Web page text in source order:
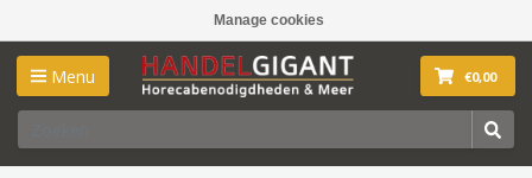
Manage cookies
Menu €0,00